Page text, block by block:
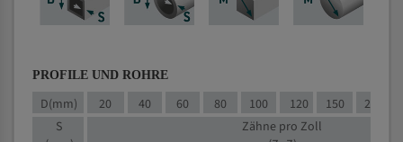
PROFILE UND ROHRE
D(mm) 20 40 60 80 100 120 150 200
S
Zähne pro Zoll